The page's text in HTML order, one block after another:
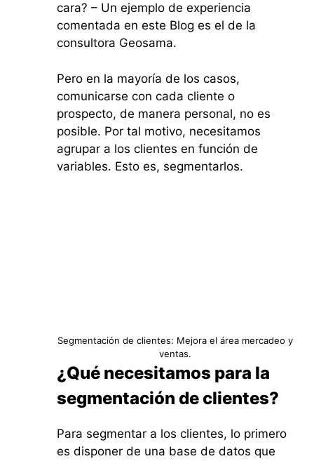
cara? – Un ejemplo de experiencia
comentada en este Blog es el de la
consultora Geosama.
Pero en la mayoría de los casos,
comunicarse con cada cliente o
prospecto, de manera personal, no es
posible. Por tal motivo, necesitamos
agrupar a los clientes en función de
variables. Esto es, segmentarlos.
Segmentación de clientes: Mejora el área mercadeo y
ventas.
¿Qué necesitamos para la
segmentación de clientes?
Para segmentar a los clientes, lo primero
es disponer de una base de datos que